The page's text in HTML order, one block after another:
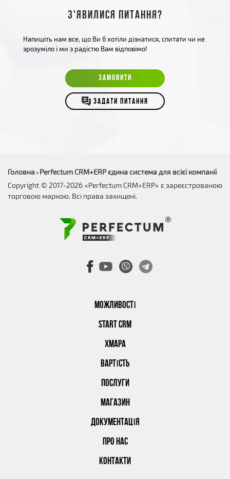
З'явилися питання?
Напишіть нам все, що Ви б хотіли дізнатися, спитати чи не
зрозуміло і ми з радістю Вам відповімо!
ЗАМОВИТИ
ЗАДАТИ ПИТАННЯ
МОЖЛИВОСТІ
START CRM
ХМАРА
ВАРТІСТЬ
ПОСЛУГИ
МАГАЗИН
ДОКУМЕНТАЦІЯ
ПРО НАС
КОНТАКТИ
Головна › Perfectum CRM+ERP єдина система для всієї компанії
Copyright © 2017-2026 «Perfectum CRM+ERP» є зареєстрованою
торговою маркою. Всі права захищені.